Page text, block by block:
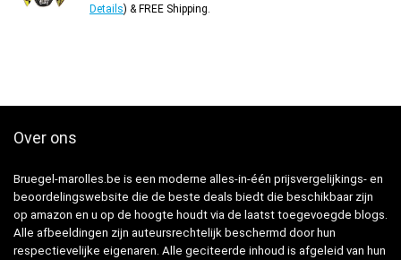
Details) & FREE Shipping
Over ons
Bruegel-marolles.be is een moderne alles-in-één prijsvergelijkings- en
beoordelingswebsite die de beste deals biedt die beschikbaar zijn
op amazon en u op de hoogte houdt via de laatst toegevoegde blogs.
Alle afbeeldingen zijn auteursrechtelijk beschermd door hun
respectievelijke eigenaren. Alle geciteerde inhoud is afgeleid van hun